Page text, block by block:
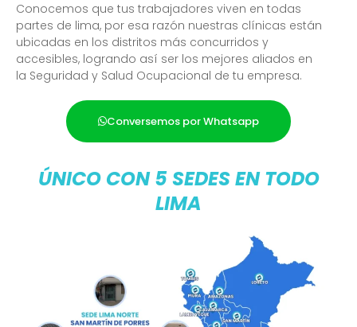
Conocemos que tus trabajadores viven en todas
partes de lima, por esa razón nuestras clínicas están
ubicadas en los distritos más concurridos y
accesibles, logrando así ser los mejores aliados en
la Seguridad y Salud Ocupacional de tu empresa.
Conversemos por Whatsapp
ÚNICO CON 5 SEDES EN TODO
LIMA